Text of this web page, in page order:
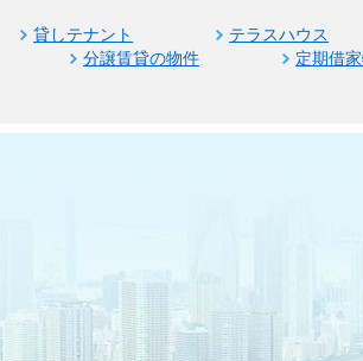
貸しテナント テラスハウス
分譲賃貸の物件 定期借